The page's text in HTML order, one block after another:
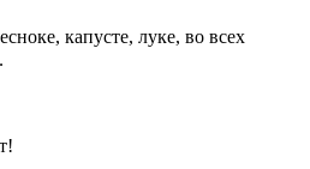
капусте, луке, во всех